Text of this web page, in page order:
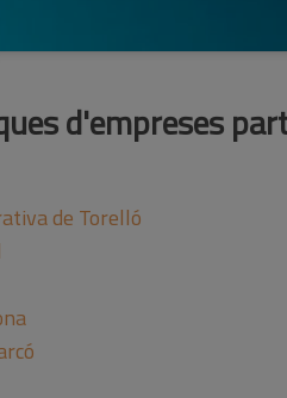
d'empreses
de Torelló